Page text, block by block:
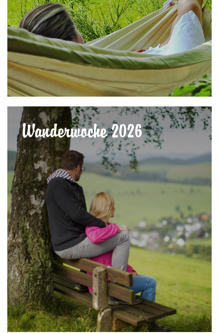
Wanderwoche 2026